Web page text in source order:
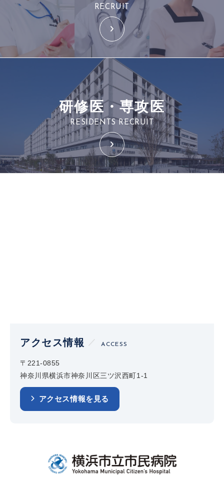
RECRUIT
研修医・専攻医
RESIDENTS RECRUIT
アクセス情報 ACCESS
〒221-0855
神奈川県横浜市神奈川区三ツ沢西町1-1
アクセス情報を見る